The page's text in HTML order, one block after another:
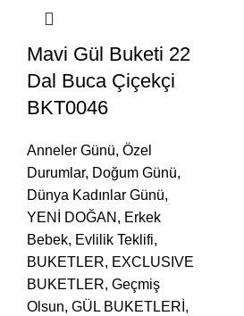
Mavi Gül Buketi 22
Dal Buca Çiçekçi
BKT0046
Anneler Günü, Özel
Durumlar, Doğum Günü,
Dünya Kadınlar Günü,
YENİ DOĞAN , Erkek
Bebek, Evlilik Teklifi,
BUKETLER, EXCLUSIVE
BUKETLER, Geçmiş
Olsun, GÜL BUKETLERİ ,